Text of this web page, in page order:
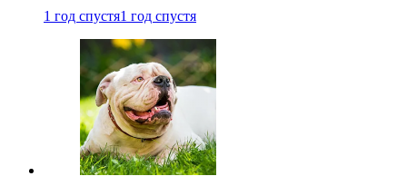
1 год спустя1 год спустя